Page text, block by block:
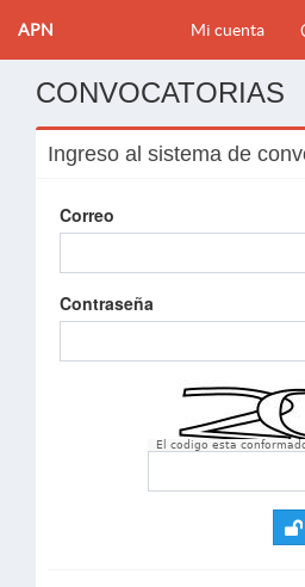
APN Mi cuenta
CONVOCATORIAS
Ingreso al sistema de
Correo
Contraseña
El codigo esta